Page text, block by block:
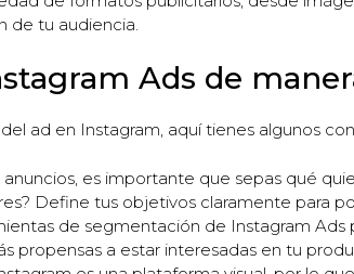
de tu audiencia.
Ads de
ad en Instagram, aquí tienes algunos
es importante que sepas qué
Define tus objetivos claramente para
de segmentación de Instagram
propensas a estar interesadas en tu